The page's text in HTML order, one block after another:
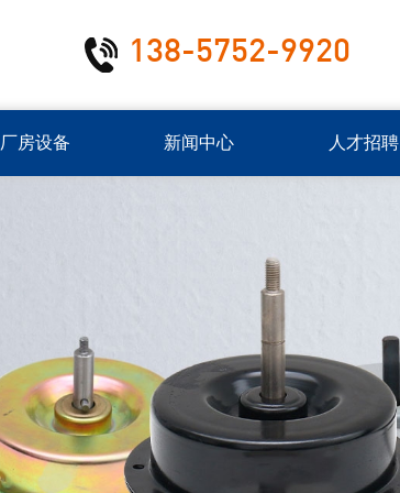
138-5752-9920
厂房设备 新闻中心 人才招聘